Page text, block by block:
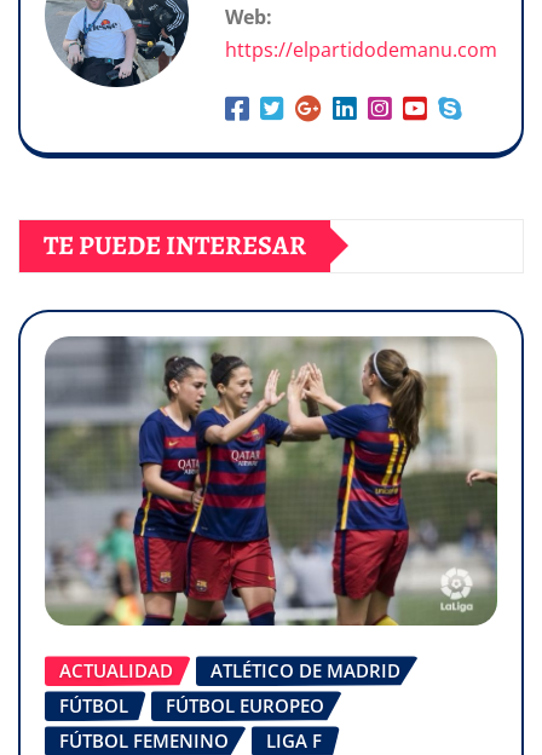
Web:
https://elpartidodemanu.com
TE PUEDE INTERESAR
ACTUALIDAD
ATLÉTICO DE MADRID
FÚTBOL
FÚTBOL EUROPEO
FÚTBOL FEMENINO
LIGA F